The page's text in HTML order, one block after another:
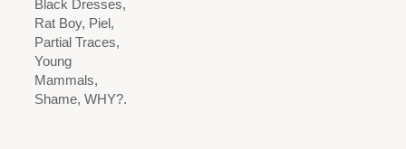
Black Dresses,
Rat Boy, Piel,
Partial Traces,
Young
Mammals,
Shame, WHY?.